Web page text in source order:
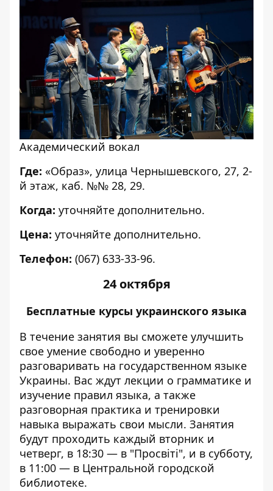
Академический вокал
Где: «Образ», улица Чернышевского, 27, 2-
й этаж, каб. №№ 28, 29.
Когда: уточняйте дополнительно.
Цена: уточняйте дополнительно.
Телефон: (067) 633-33-96.
24 октября
Бесплатные курсы украинского языка
В течение занятия вы сможете улучшить
свое умение свободно и уверенно
разговаривать на государственном языке
Украины. Вас ждут лекции о грамматике и
изучение правил языка, а также
разговорная практика и тренировки
навыка выражать свои мысли. Занятия
будут проходить каждый вторник и
четверг, в 18:30 — в "Просвіті", и в субботу,
в 11:00 — в Центральной городской
библиотеке.